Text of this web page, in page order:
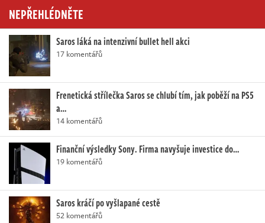
NEPŘEHLÉDNĚTE
Saros láká na intenzivní bullet hell akci
17 komentářů
Frenetická střílečka Saros se chlubí tím, jak poběží na PS5
a…
14 komentářů
Finanční výsledky Sony. Firma navyšuje investice do…
19 komentářů
Saros kráčí po vyšlapané cestě
52 komentářů